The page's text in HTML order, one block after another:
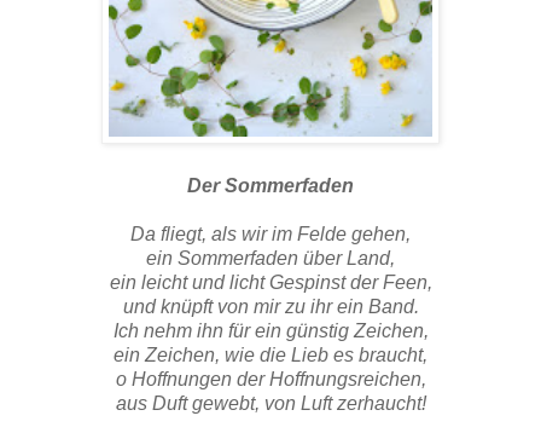
Der Sommerfaden
Da fliegt, als wir im Felde gehen,
ein Sommerfaden über Land,
ein leicht und licht Gespinst der Feen,
und knüpft von mir zu ihr ein Band.
Ich nehm ihn für ein günstig Zeichen,
ein Zeichen, wie die Lieb es braucht,
o Hoffnungen der Hoffnungsreichen,
aus Duft gewebt, von Luft zerhaucht!